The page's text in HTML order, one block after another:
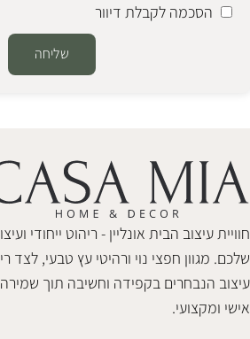
הסכמה לקבלת דיוור
שליחה
חוויית עיצוב הבית אונליין - ריהוט ייחודי
שלכם. מגוון חפצי נוי ורהיטי עץ טבעי, לצד
עיצוב הנבחרים בקפידה וחשיבה תוך
אישי ומקצועי.